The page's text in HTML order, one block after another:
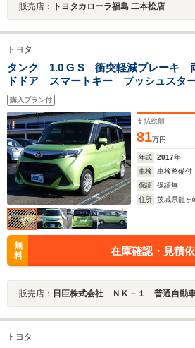
販売店： トヨタカローラ福島 二本松店
トヨタ
タンク 1.0 G S 衝突軽減ブレーキ
ドドア スマートキー プッシュス
ーズコントロール オートライト
購入プラン付
支払総額
81万円
年式 2017年
車検
車検整備付
保証
保証無
住所
茨城県龍ヶ
無
料
在庫確認・見積
販売店： 日巨株式会社 ＮＫ－１ 普通自動
トヨタ